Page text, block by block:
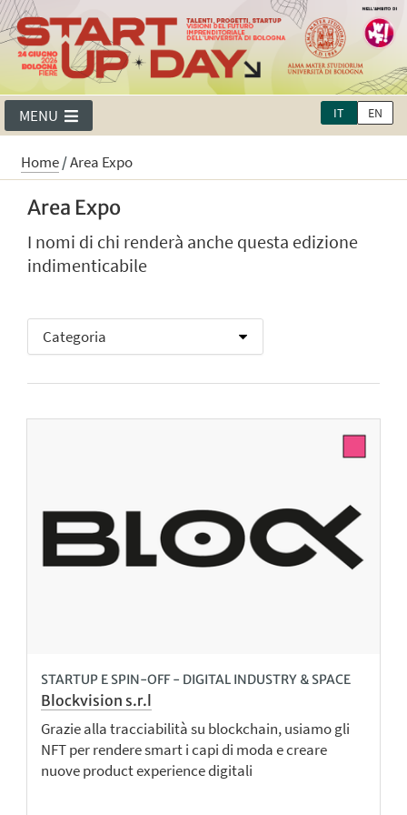
IT EN
MENU
Home/Area Expo
Area Expo
I nomi di chi renderà anche questa edizione
indimenticabile
STARTUP E SPIN-OFF - DIGITAL INDUSTRY & SPACE
Blockvision s.r.l
Grazie alla tracciabilità su blockchain, usiamo gli
NFT per rendere smart i capi di moda e creare
nuove product experience digitali